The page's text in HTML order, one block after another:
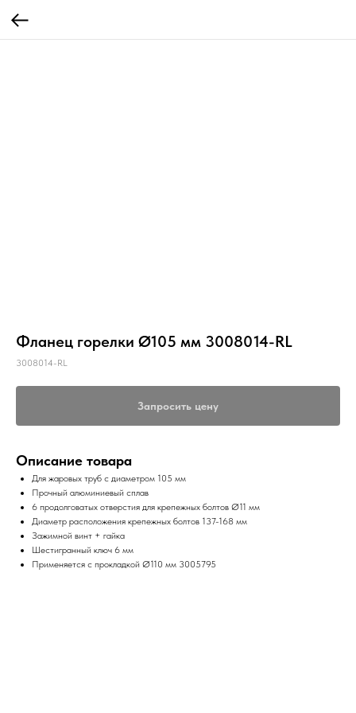
Фланец горелки Ø105 мм 3008014-RL
3008014-RL
Запросить цену
Описание товара
Для жаровых труб с диаметром 105 мм
Прочный алюминиевый сплав
6 продолговатых отверстия для крепежных болтов Ø11 мм
Диаметр расположения крепежных болтов 137-168 мм
Зажимной винт + гайка
Шестигранный ключ 6 мм
Применяется с прокладкой Ø110 мм 3005795